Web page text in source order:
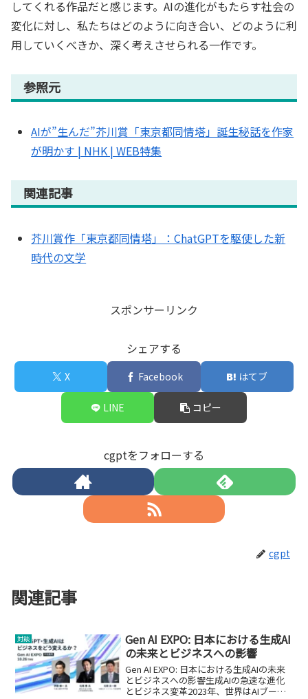
してくれる作品だと感じます。AIの進化がもたらす社会の
変化に対し、私たちはどのように向き合い、どのように利
用していくべきか、深く考えさせられる一作です。
参照元
AIが”生んだ”芥川賞「東京都同情塔」誕生秘話を作家
が明かす | NHK | WEB特集
関連記事
芥川賞作「東京都同情塔」：ChatGPTを駆使した新
時代の文学
スポンサーリンク
シェアする
X Facebook はてブ
LINE コピー
cgptをフォローする
cgpt
関連記事
対談
Gen AI EXPO: 日本における生成AI
の未来とビジネスへの影響
Gen AI EXPO: 日本における生成AIの未来
とビジネスへの影響生成AIの急速な進化
とビジネス変革2023年、世界はAIブーム